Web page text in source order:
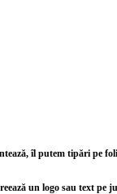
îl putem tipări pe
un logo sau text pe